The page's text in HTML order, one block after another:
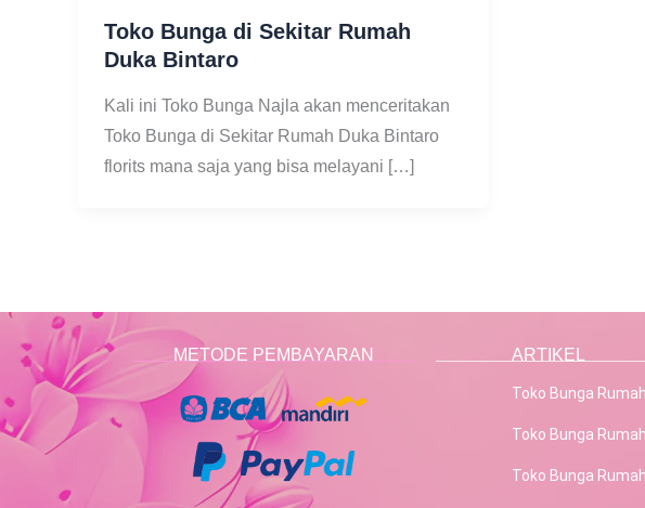
Toko Bunga di Sekitar Rumah
Duka Bintaro
Kali ini Toko Bunga Najla akan menceritakan
Toko Bunga di Sekitar Rumah Duka Bintaro
florits mana saja yang bisa melayani […]
METODE PEMBAYARAN ARTIKEL
Toko Bunga
Toko Bunga
Toko Bunga